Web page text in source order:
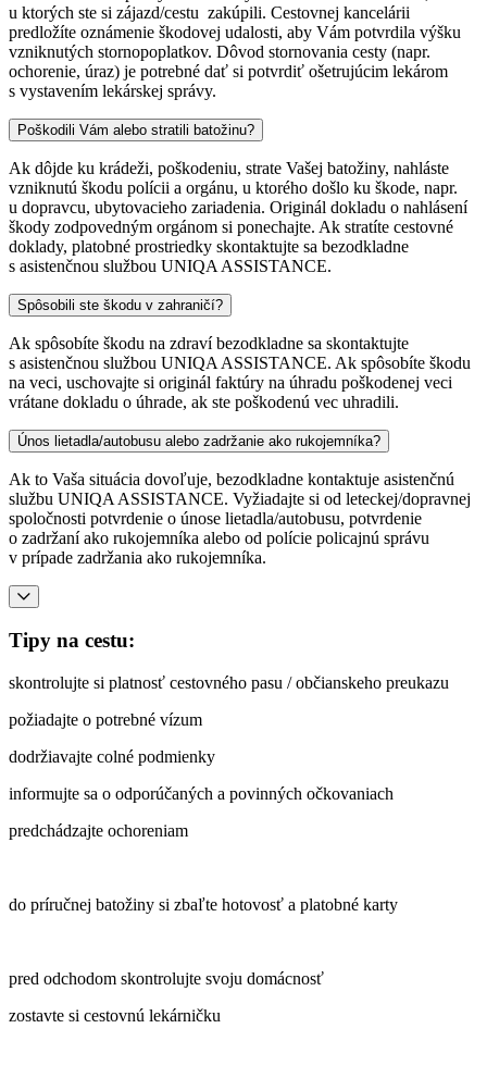
u ktorých ste si zájazd/cestu zakúpili. Cestovnej kancelárii
predložíte oznámenie škodovej udalosti, aby Vám potvrdila výšku
vzniknutých stornopoplatkov. Dôvod stornovania cesty (napr.
ochorenie, úraz) je potrebné dať si potvrdiť ošetrujúcim lekárom
s vystavením lekárskej správy.
Poškodili Vám alebo stratili batožinu?
Ak dôjde ku krádeži, poškodeniu, strate Vašej batožiny, nahláste
vzniknutú škodu polícii a orgánu, u ktorého došlo ku škode, napr.
u dopravcu, ubytovacieho zariadenia. Originál dokladu o nahlásení
škody zodpovedným orgánom si ponechajte. Ak stratíte cestovné
doklady, platobné prostriedky skontaktujte sa bezodkladne
s asistenčnou službou UNIQA ASSISTANCE.
Spôsobili ste škodu v zahraničí?
Ak spôsobíte škodu na zdraví bezodkladne sa skontaktujte
s asistenčnou službou UNIQA ASSISTANCE. Ak spôsobíte škodu
na veci, uschovajte si originál faktúry na úhradu poškodenej veci
vrátane dokladu o úhrade, ak ste poškodenú vec uhradili.
Únos lietadla/autobusu alebo zadržanie ako rukojemníka?
Ak to Vaša situácia dovoľuje, bezodkladne kontaktuje asistenčnú
službu UNIQA ASSISTANCE. Vyžiadajte si od leteckej/dopravnej
spoločnosti potvrdenie o únose lietadla/autobusu, potvrdenie
o zadržaní ako rukojemníka alebo od polície policajnú správu
v prípade zadržania ako rukojemníka.
Tipy na cestu:
skontrolujte si platnosť cestovného pasu / občianskeho preukazu
požiadajte o potrebné vízum
dodržiavajte colné podmienky
informujte sa o odporúčaných a povinných očkovaniach
predchádzajte ochoreniam
do príručnej batožiny si zbaľte hotovosť a platobné karty
pred odchodom skontrolujte svoju domácnosť
zostavte si cestovnú lekárničku